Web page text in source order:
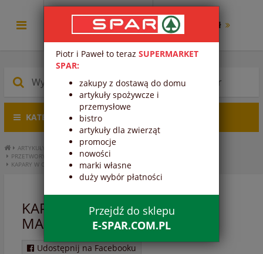
0.00 zł
KATEGORIE PRODUKTÓW
ARTYKUŁY SPOŻYWCZE
PRZETWORY I PRZYPRAWY
PRZETWORY WARZYWNE I OWOCOWE
KAPARY W OLEJU Z PIEPRZEM MARYNOWANYM
KAPARY W OLEJU Z PIEPRZEM
MARYNOWANYM
Udostępnij na Facebooku
Piotr i Paweł to teraz SUPERMARKET
SPAR:
zakupy z dostawą do domu
artykuły spożywcze i
przemysłowe
bistro
artykuły dla zwierząt
promocje
nowości
marki własne
duży wybór płatności
Przejdź do sklepu
E-SPAR.COM.PL